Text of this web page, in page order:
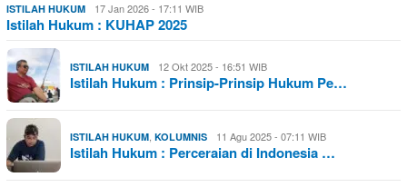
ISTILAH HUKUM 17 Jan 2026 - 17:11 WIB
Istilah Hukum : KUHAP 2025
ISTILAH HUKUM 12 Okt 2025 - 16:51 WIB
Istilah Hukum : Prinsip-Prinsip Hukum Pe…
ISTILAH HUKUM, KOLUMNIS 11 Agu 2025 - 07:11 WIB
Istilah Hukum : Perceraian di Indonesia …